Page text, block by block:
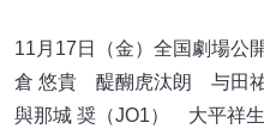
11月17日（金）全国劇場公
倉 悠貴 醍醐虎汰朗 与田
與那城 奨（JO1） ⼤平祥